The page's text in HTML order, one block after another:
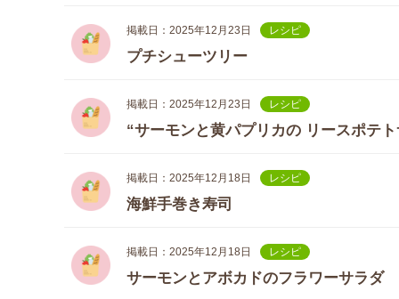
掲載日：2025年12月23日 レシピ
プチシューツリー
掲載日：2025年12月23日 レシピ
“サーモンと黄パプリカの リースポテ
掲載日：2025年12月18日 レシピ
海鮮手巻き寿司
掲載日：2025年12月18日 レシピ
サーモンとアボカドのフラワーサラダ